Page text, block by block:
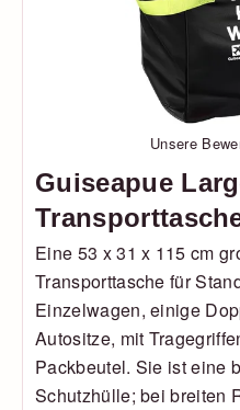
Unsere
Guiseapue
Eine 53 x 31 x 115 cm
Transporttasche für
Einzelwagen, einige
Autositze, mit
Packbeutel. Sie ist eine
Schutzhülle; bei breiten